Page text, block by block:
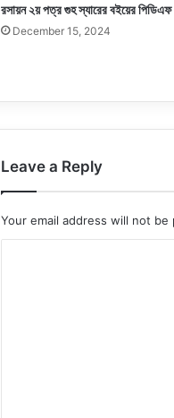
রসায়ন ২য় পত্র গুহ স্যারের বইয়ের পিডিএফ
December 15, 2024
Leave a Reply
Your email address will not be